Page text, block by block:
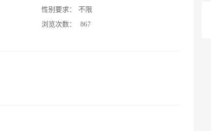
性别要求：
不限
浏览次数：
867